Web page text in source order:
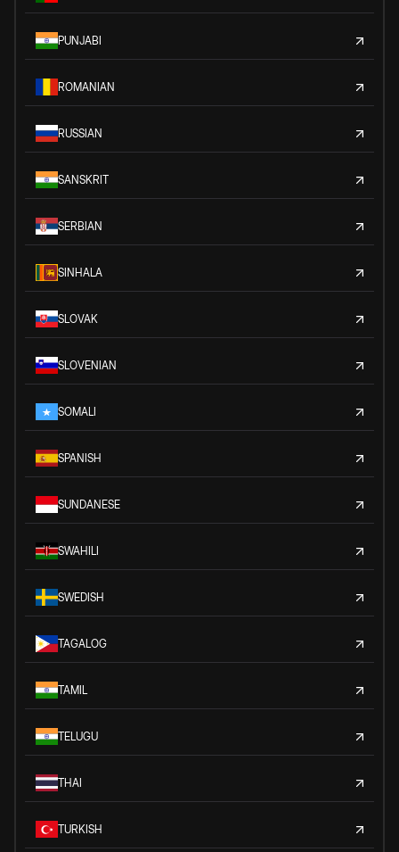
PUNJABI
ROMANIAN
RUSSIAN
SANSKRIT
SERBIAN
SINHALA
SLOVAK
SLOVENIAN
SOMALI
SPANISH
SUNDANESE
SWAHILI
SWEDISH
TAGALOG
TAMIL
TELUGU
THAI
TURKISH